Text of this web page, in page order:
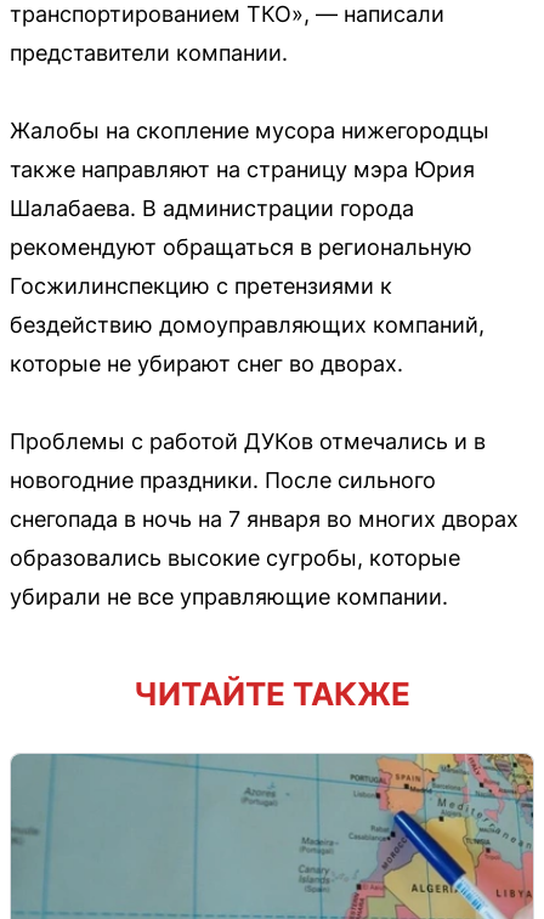
транспортированием ТКО», — написали
представители компании.
Жалобы на скопление мусора нижегородцы
также направляют на страницу мэра Юрия
Шалабаева. В администрации города
рекомендуют обращаться в региональную
Госжилинспекцию с претензиями к
бездействию домоуправляющих компаний,
которые не убирают снег во дворах.
Проблемы с работой ДУКов отмечались и в
новогодние праздники. После сильного
снегопада в ночь на 7 января во многих дворах
образовались высокие сугробы, которые
убирали не все управляющие компании.
ЧИТАЙТЕ ТАКЖЕ